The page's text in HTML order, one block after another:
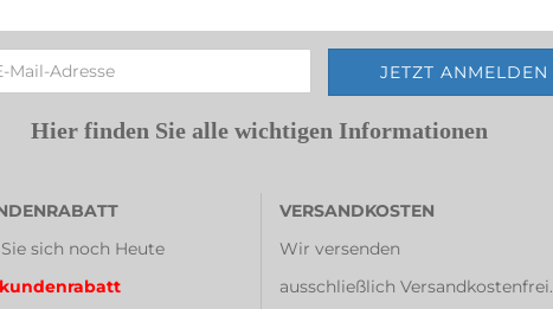
Hier finden Sie alle wichtigen Informationen
sich noch Heute
VERSANDKOSTEN
Wir versenden
ausschließlich Versandkostenfrei.